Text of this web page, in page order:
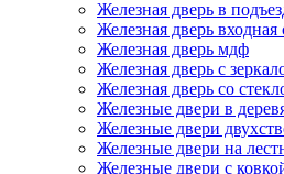
Железная дверь в
Железная дверь
Железная дверь мдф
Железная дверь с
Железная дверь со
Железные двери в
Железные двери
Железные двери на
Железные двери с